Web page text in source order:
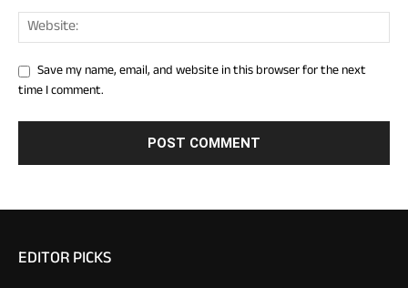
Save my name, email, and website in this browser for the next
time I comment.
EDITOR PICKS